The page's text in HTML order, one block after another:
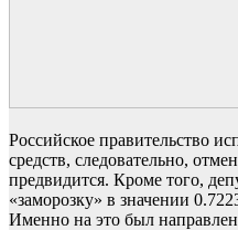
Российское правительство
средств, следовательно,
предвидится. Кроме того,
«заморозку» в значении
Именно на это был